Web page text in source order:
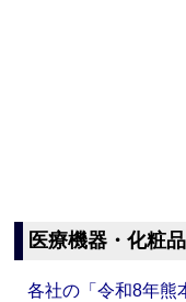
医療機器・化粧品
各社の「令和8年熊